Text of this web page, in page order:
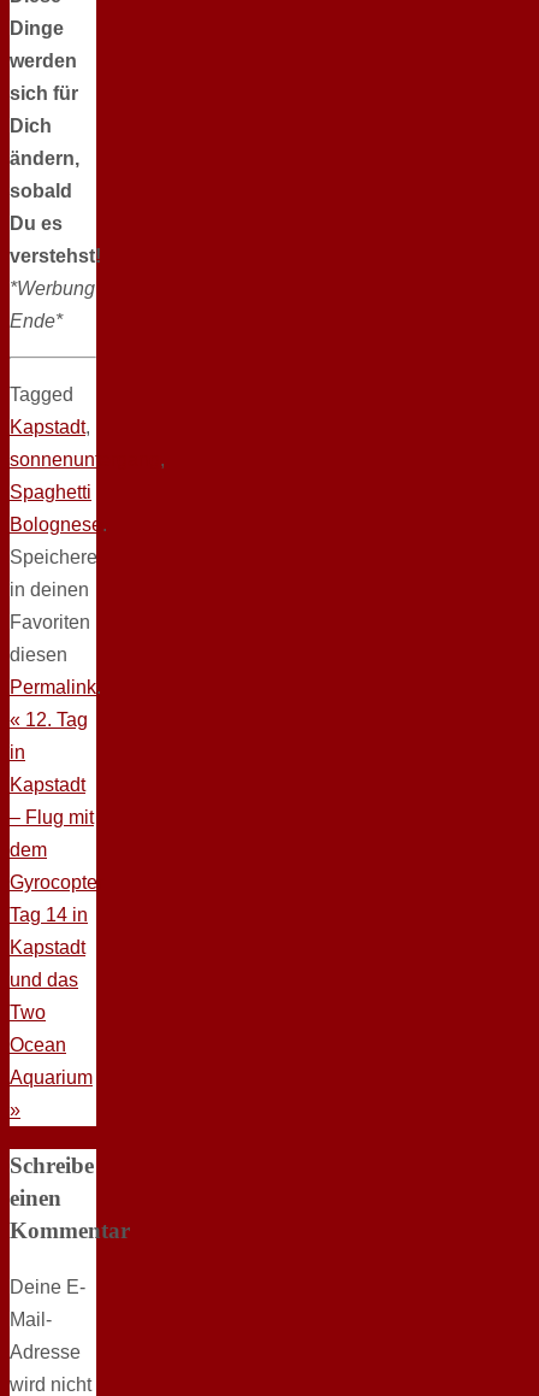
Dinge
werden
sich für
Dich
ändern,
sobald
Du es
verstehst!
*Werbung
Ende*
Tagged
Kapstadt,
sonnenuntergang ,
Spaghetti
Bolognese .
Speichere
in deinen
Favoriten
diesen
Permalink.
« 12. Tag
in
Kapstadt
– Flug mit
dem
Gyrocopter
Tag 14 in
Kapstadt
und das
Two
Ocean
Aquarium
»
Schreibe
einen
Kommentar
Deine E-
Mail-
Adresse
wird nicht